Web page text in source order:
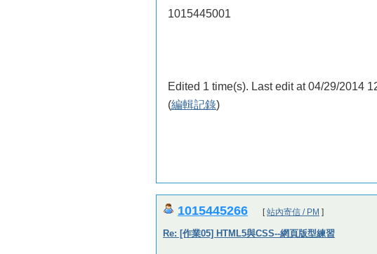
1015445001
Edited 1 time(s). Last edit at 04/29/2014
(編輯記錄)
1015445266 [站內寄信 / PM ]
Re: [作業05] HTML5與CSS--網頁版型練習